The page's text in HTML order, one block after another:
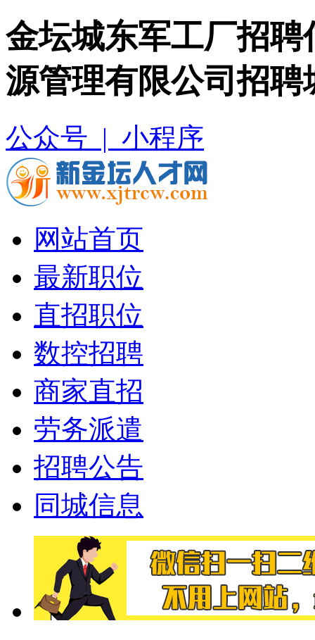
金坛城东军工厂招
源管理有限公司招聘
公众号 | 小程序
网站首页
最新职位
直招职位
数控招聘
商家直招
劳务派遣
招聘公告
同城信息